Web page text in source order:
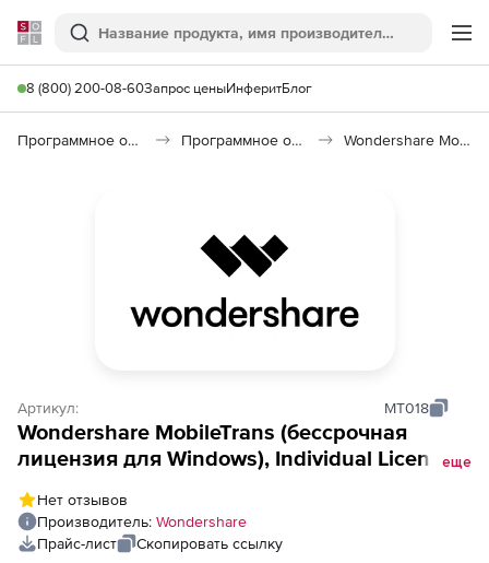
Softline
Поиск
8 (800) 200-08-60Запрос ценыИнферитБлог
Программное обеспечение для работы с файлами и дисками Программное обеспечение для резервного копирования Wondershare MobileTrans
Артикул: MT018
Wondershare MobileTrans (бессрочная
лицензия для Windows), Individual Licenseеще
Нет отзывов
Производитель: Wondershare
Прайс-лист
Скопировать ссылку